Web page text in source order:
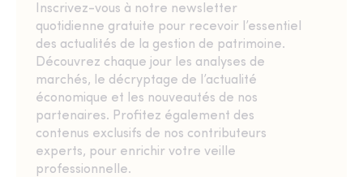
Inscrivez-vous à notre newsletter
quotidienne gratuite pour recevoir l’essentiel
des actualités de la gestion de patrimoine.
Découvrez chaque jour les analyses de
marchés, le décryptage de l’actualité
économique et les nouveautés de nos
partenaires. Profitez également des
contenus exclusifs de nos contributeurs
experts, pour enrichir votre veille
professionnelle.